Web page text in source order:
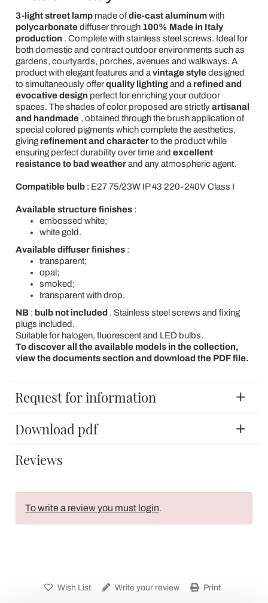
3-light street lampmade ofdie-cast aluminumwith
polycarbonatediffuser through 100% Made in Italy
production . Complete with stainless steel screws. Ideal for
both domestic and contract outdoor environments such as
gardens, courtyards, porches, avenues and walkways. A
product with elegant features and a vintage styledesigned
to simultaneously offerquality lightingand a refined and
evocative design perfect for enriching your outdoor
spaces. The shades of color proposed are strictlyartisanal
and handmade, obtained through the brush application of
special colored pigments which complete the aesthetics,
giving refinement and characterto the product while
ensuring perfect durability over time and excellent
resistance to bad weatherand any atmospheric agent.
Compatible bulb: E27 75/23W IP 43 220-240V Class I
Available structure finishes:
embossed white;
white gold.
Available diffuser finishes:
transparent;
opal;
smoked;
transparent with drop.
NB: bulb not included . Stainless steel screws and fixing
plugs included.
Suitable for halogen, fluorescent and LED bulbs.
To discover all the available models in the collection,
view the documents section and download the PDF file.
Request for information
Download pdf
Reviews
To write a review you must login.
Wish List Write your review Print